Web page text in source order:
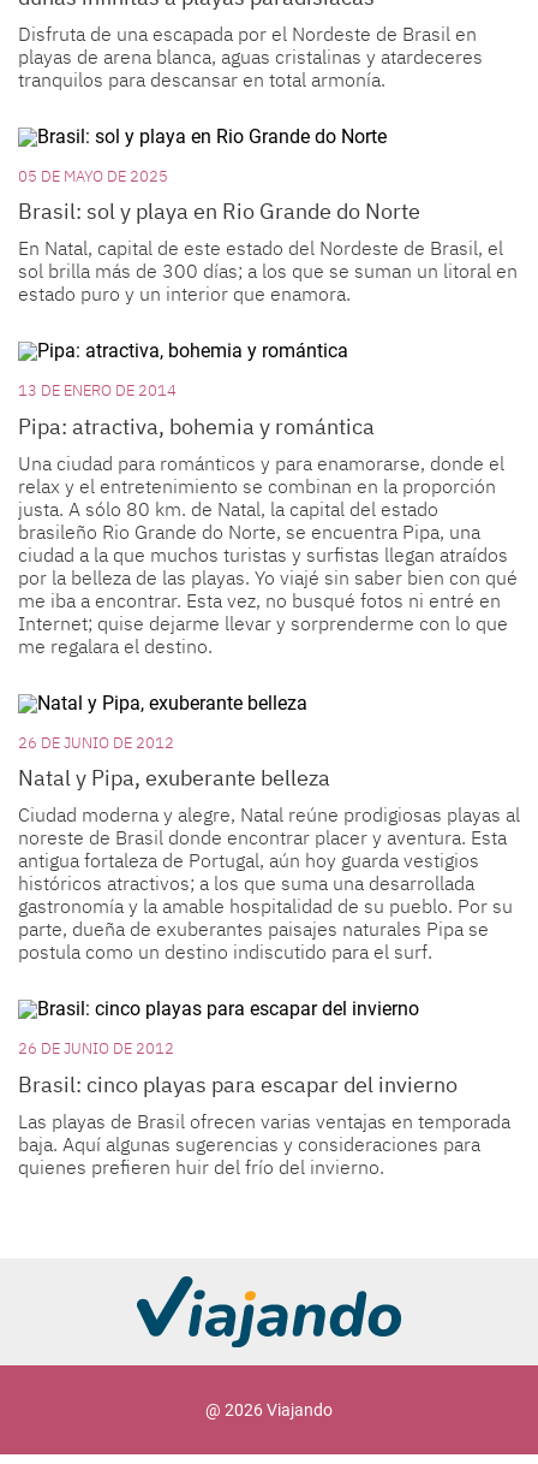
Disfruta de una escapada por el Nordeste de Brasil en
playas de arena blanca, aguas cristalinas y atardeceres
tranquilos para descansar en total armonía.
05 DE MAYO DE 2025
Brasil: sol y playa en Rio Grande do Norte
En Natal, capital de este estado del Nordeste de Brasil, el
sol brilla más de 300 días; a los que se suman un litoral en
estado puro y un interior que enamora.
13 DE ENERO DE 2014
Pipa: atractiva, bohemia y romántica
Una ciudad para románticos y para enamorarse, donde el
relax y el entretenimiento se combinan en la proporción
justa. A sólo 80 km. de Natal, la capital del estado
brasileño Rio Grande do Norte, se encuentra Pipa, una
ciudad a la que muchos turistas y surfistas llegan atraídos
por la belleza de las playas. Yo viajé sin saber bien con qué
me iba a encontrar. Esta vez, no busqué fotos ni entré en
Internet; quise dejarme llevar y sorprenderme con lo que
me regalara el destino.
26 DE JUNIO DE 2012
Natal y Pipa, exuberante belleza
Ciudad moderna y alegre, Natal reúne prodigiosas playas al
noreste de Brasil donde encontrar placer y aventura. Esta
antigua fortaleza de Portugal, aún hoy guarda vestigios
históricos atractivos; a los que suma una desarrollada
gastronomía y la amable hospitalidad de su pueblo. Por su
parte, dueña de exuberantes paisajes naturales Pipa se
postula como un destino indiscutido para el surf.
26 DE JUNIO DE 2012
Brasil: cinco playas para escapar del invierno
Las playas de Brasil ofrecen varias ventajas en temporada
baja. Aquí algunas sugerencias y consideraciones para
quienes prefieren huir del frío del invierno.
@ 2026 Viajando